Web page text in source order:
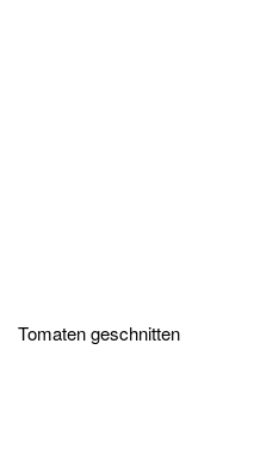
Tomaten geschnitten